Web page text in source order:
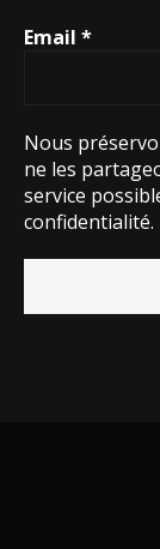
Email *
Nous
ne les
service
confidentialité.